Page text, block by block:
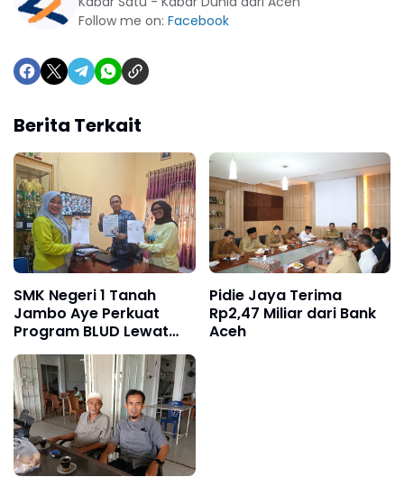
Follow me on: Facebook
Berita Terkait
SMK Negeri 1 Tanah
Jambo Aye Perkuat
Program BLUD Lewat
Sinergi Antarsekolah
Pidie Jaya Terima
Rp2,47 Miliar dari Bank
Aceh